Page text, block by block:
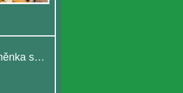
Žítkovská maměnka s dcerou a štědrý den v srpnu